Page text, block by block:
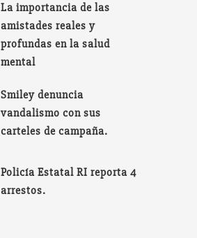
La importancia de las
amistades reales y
profundas en la salud
mental
Smiley denuncia
vandalismo con sus
carteles de campaña.
Policía Estatal RI reporta 4
arrestos.